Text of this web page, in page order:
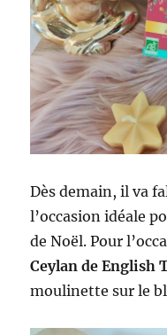
Dès demain, il va
l’occasion idéale
de Noël. Pour
Ceylan de English
moulinette sur le